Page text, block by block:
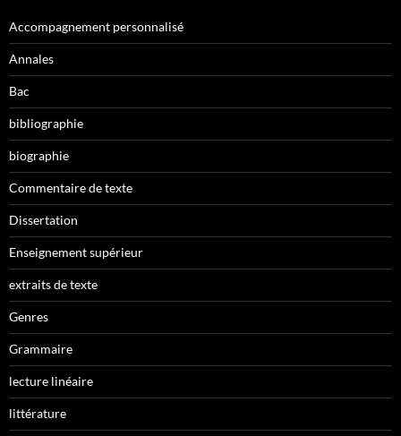
Accompagnement personnalisé
Annales
Bac
bibliographie
biographie
Commentaire de texte
Dissertation
Enseignement supérieur
extraits de texte
Genres
Grammaire
lecture linéaire
littérature